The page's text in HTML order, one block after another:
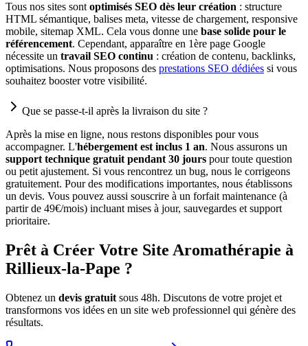
Tous nos sites sont optimisés SEO dès leur création : structure
HTML sémantique, balises meta, vitesse de chargement, responsive
mobile, sitemap XML. Cela vous donne une base solide pour le
référencement. Cependant, apparaître en 1ère page Google
nécessite un travail SEO continu : création de contenu, backlinks,
optimisations. Nous proposons des prestations SEO dédiées si vous
souhaitez booster votre visibilité.
Que se passe-t-il après la livraison du site ?
Après la mise en ligne, nous restons disponibles pour vous
accompagner. L'hébergement est inclus 1 an. Nous assurons un
support technique gratuit pendant 30 jours pour toute question
ou petit ajustement. Si vous rencontrez un bug, nous le corrigeons
gratuitement. Pour des modifications importantes, nous établissons
un devis. Vous pouvez aussi souscrire à un forfait maintenance (à
partir de 49€/mois) incluant mises à jour, sauvegardes et support
prioritaire.
Prêt à Créer Votre Site Aromathérapie à
Rillieux-la-Pape ?
Obtenez un devis gratuit sous 48h. Discutons de votre projet et
transformons vos idées en un site web professionnel qui génère des
résultats.